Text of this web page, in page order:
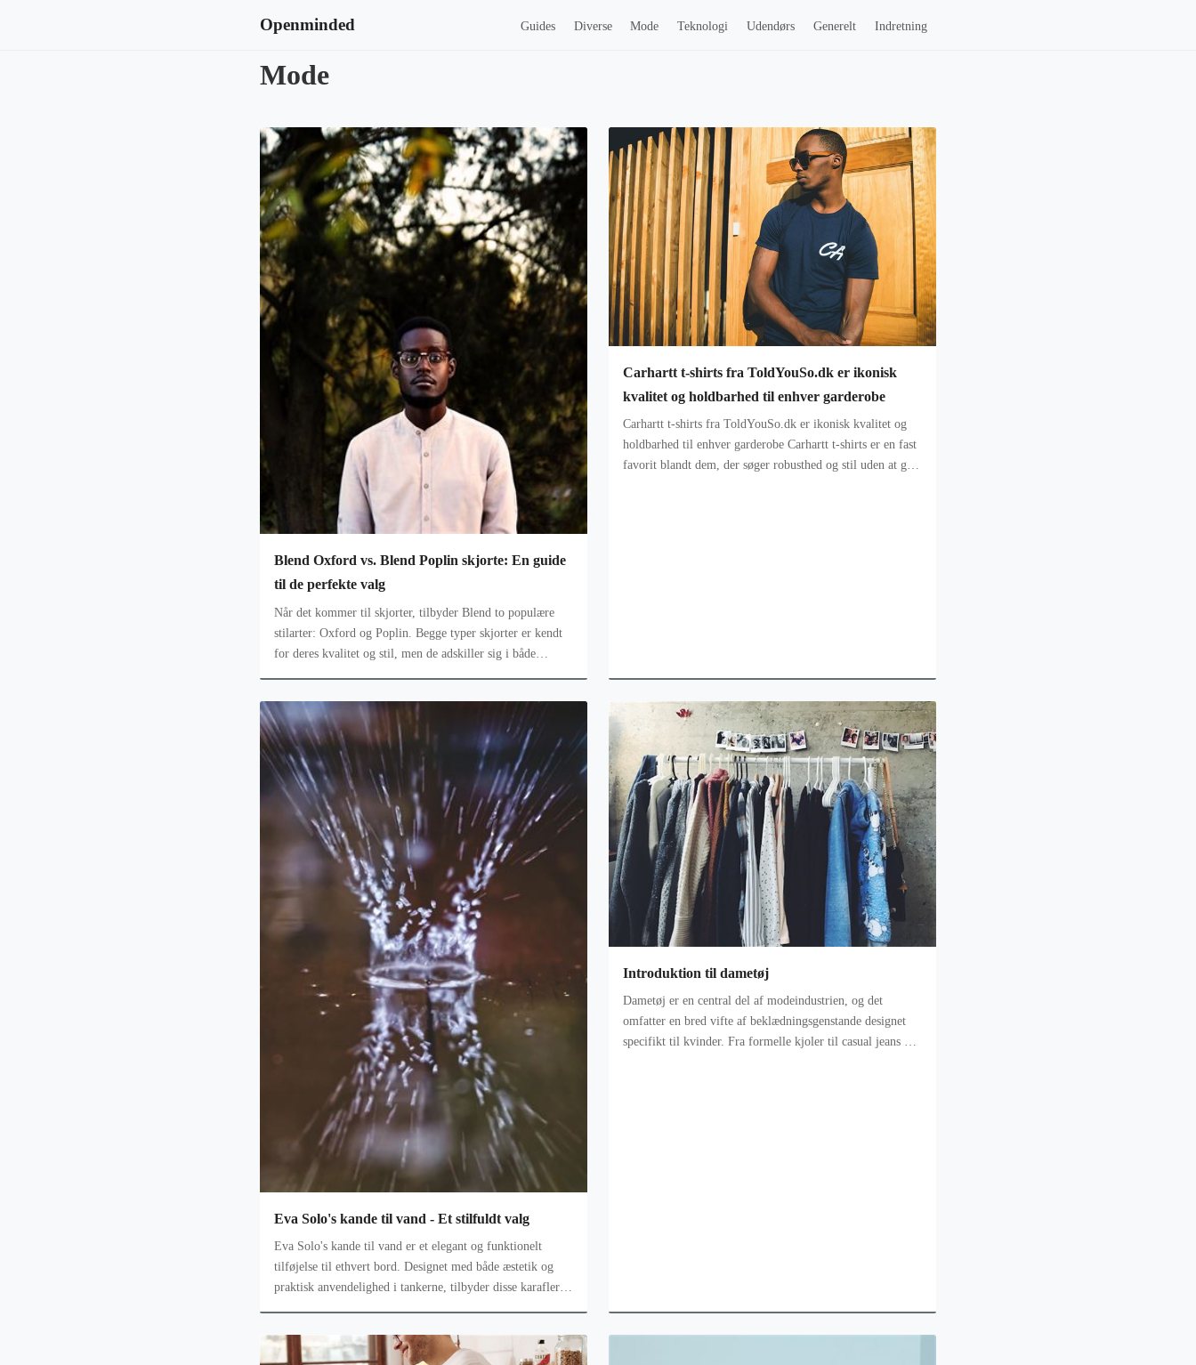
Openminded Guides Diverse Mode Teknologi Udendørs Generelt Indretning
Mode
Blend Oxford vs. Blend Poplin skjorte: En guide
til de perfekte valg
Når det kommer til skjorter, tilbyder Blend to populære
stilarter: Oxford og Poplin. Begge typer skjorter er kendt
for deres kvalitet og stil, men de adskiller sig i både
Carhartt t-shirts fra ToldYouSo.dk er ikonisk
kvalitet og holdbarhed til enhver garderobe
Carhartt t-shirts fra ToldYouSo.dk er ikonisk kvalitet og
holdbarhed til enhver garderobe Carhartt t-shirts er en fast
favorit blandt dem, der søger robusthed og stil uden at gå
Eva Solo's kande til vand - Et stilfuldt valg
Eva Solo's kande til vand er et elegant og funktionelt
tilføjelse til ethvert bord. Designet med både æstetik og
praktisk anvendelighed i tankerne, tilbyder disse karafler
Introduktion til dametøj
Dametøj er en central del af modeindustrien, og det
omfatter en bred vifte af beklædningsgenstande designet
specifikt til kvinder. Fra formelle kjoler til casual jeans og